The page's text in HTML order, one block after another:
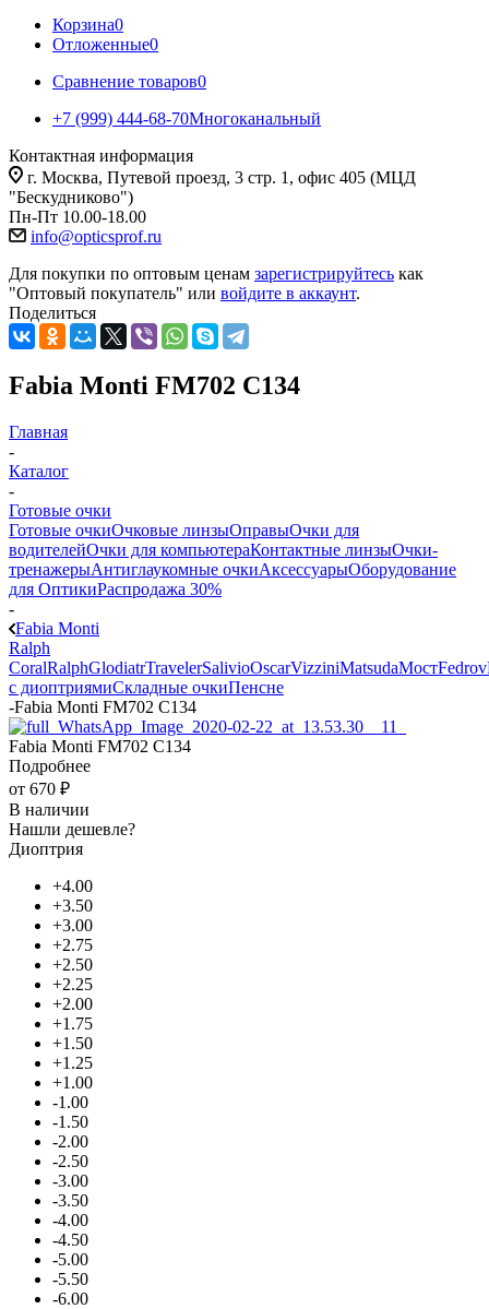
Корзина0
Отложенные0
Сравнение товаров0
+7 (999) 444-68-70Многоканальный
Контактная информация
г. Москва, Путевой проезд, 3 стр. 1, офис 405 (МЦД
"Бескудниково")
Пн-Пт 10.00-18.00
info@opticsprof.ru
Для покупки по оптовым ценам зарегистрируйтесь как
"Оптовый покупатель" или войдите в аккаунт.
Поделиться
Fabia Monti FM702 C134
Главная
-
Каталог
-
Готовые очки
Готовые очкиОчковые линзыОправыОчки для
водителейОчки для компьютераКонтактные линзыОчки-
тренажерыАнтиглаукомные очкиАксессуарыОборудование
для ОптикиРаспродажа 30%
-
Fabia Monti
Ralph
CoralRalphGlodiatrTravelerSalivioOscarVizziniMatsudaМостFedrov
с диоптриямиСкладные очкиПенсне
-Fabia Monti FM702 C134
Fabia Monti FM702 C134
Подробнее
от 670 ₽
В наличии
Нашли дешевле?
Диоптрия
+4.00
+3.50
+3.00
+2.75
+2.50
+2.25
+2.00
+1.75
+1.50
+1.25
+1.00
-1.00
-1.50
-2.00
-2.50
-3.00
-3.50
-4.00
-4.50
-5.00
-5.50
-6.00